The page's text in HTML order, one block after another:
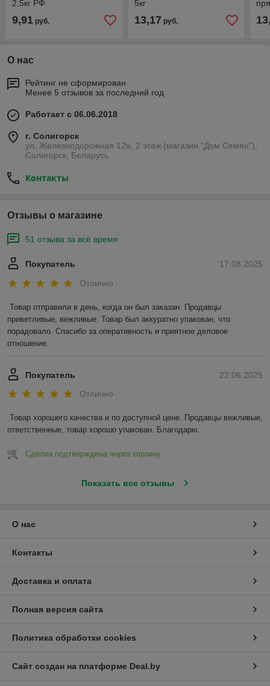
2,5кг РФ
9,91 руб.
5кг
13,17 руб.
О нас
Рейтинг не сформирован
Менее 5 отзывов за последний год
Работает с 06.06.2018
г. Солигорск
ул. Железнодорожная 12а, 2 этаж (магазин "Дом Семян"),
Солигорск, Беларусь
Контакты
Отзывы о магазине
51 отзыва за всё время
17.08.2025
Покупатель
Отлично
Товар отправили в день, когда он был заказан. Продавцы
приветливые, вежливые. Товар был аккуратно упакован, что
порадовало. Спасибо за оперативность и приятное деловое
отношение.
22.06.2025
Покупатель
Отлично
Товар хорошего качества и по доступной цене. Продавцы вежливые,
ответственные, товар хорошо упакован. Благодарю.
Сделка подтверждена через корзину
Показать все отзывы
О нас
Контакты
Доставка и оплата
Полная версия сайта
Политика обработки cookies
Сайт создан на платформе Deal.by